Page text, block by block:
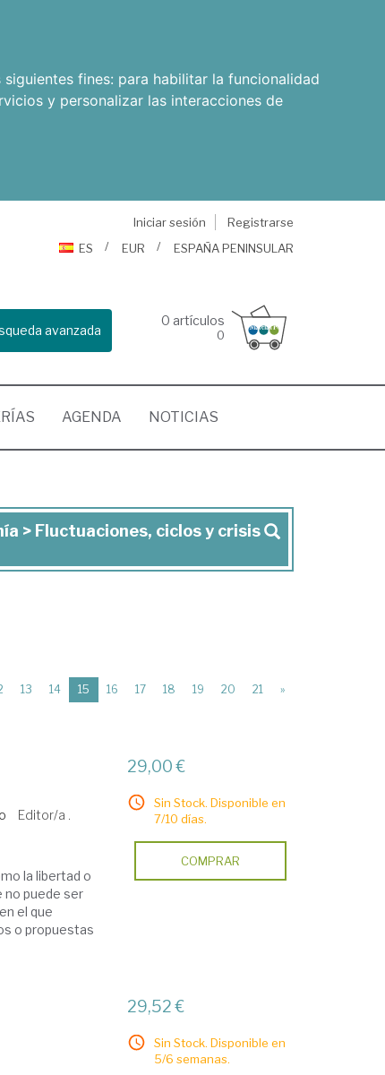
fines: para habilitar la funcionalidad
y personalizar las interacciones de
Iniciar sesión
Registrarse
ES
EUR ESPAÑA PENINSULAR
avanzada
0 artículos
0
AGENDA NOTICIAS
> Fluctuaciones, ciclos y crisis
13 14 15 (current)
16 17 18 19 20 21 »
Editor/a .
la libertad o
no puede ser
el que
o propuestas
29,00 €
Sin Stock. Disponible en
7/10 días.
COMPRAR
29,52 €
Sin Stock. Disponible en
5/6 semanas.